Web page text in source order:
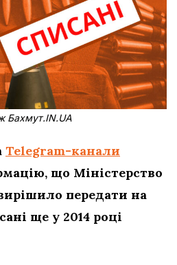
Бахмут.IN.UA
Telegram-канали
що Міністерство
передати на
ще у 2014 році